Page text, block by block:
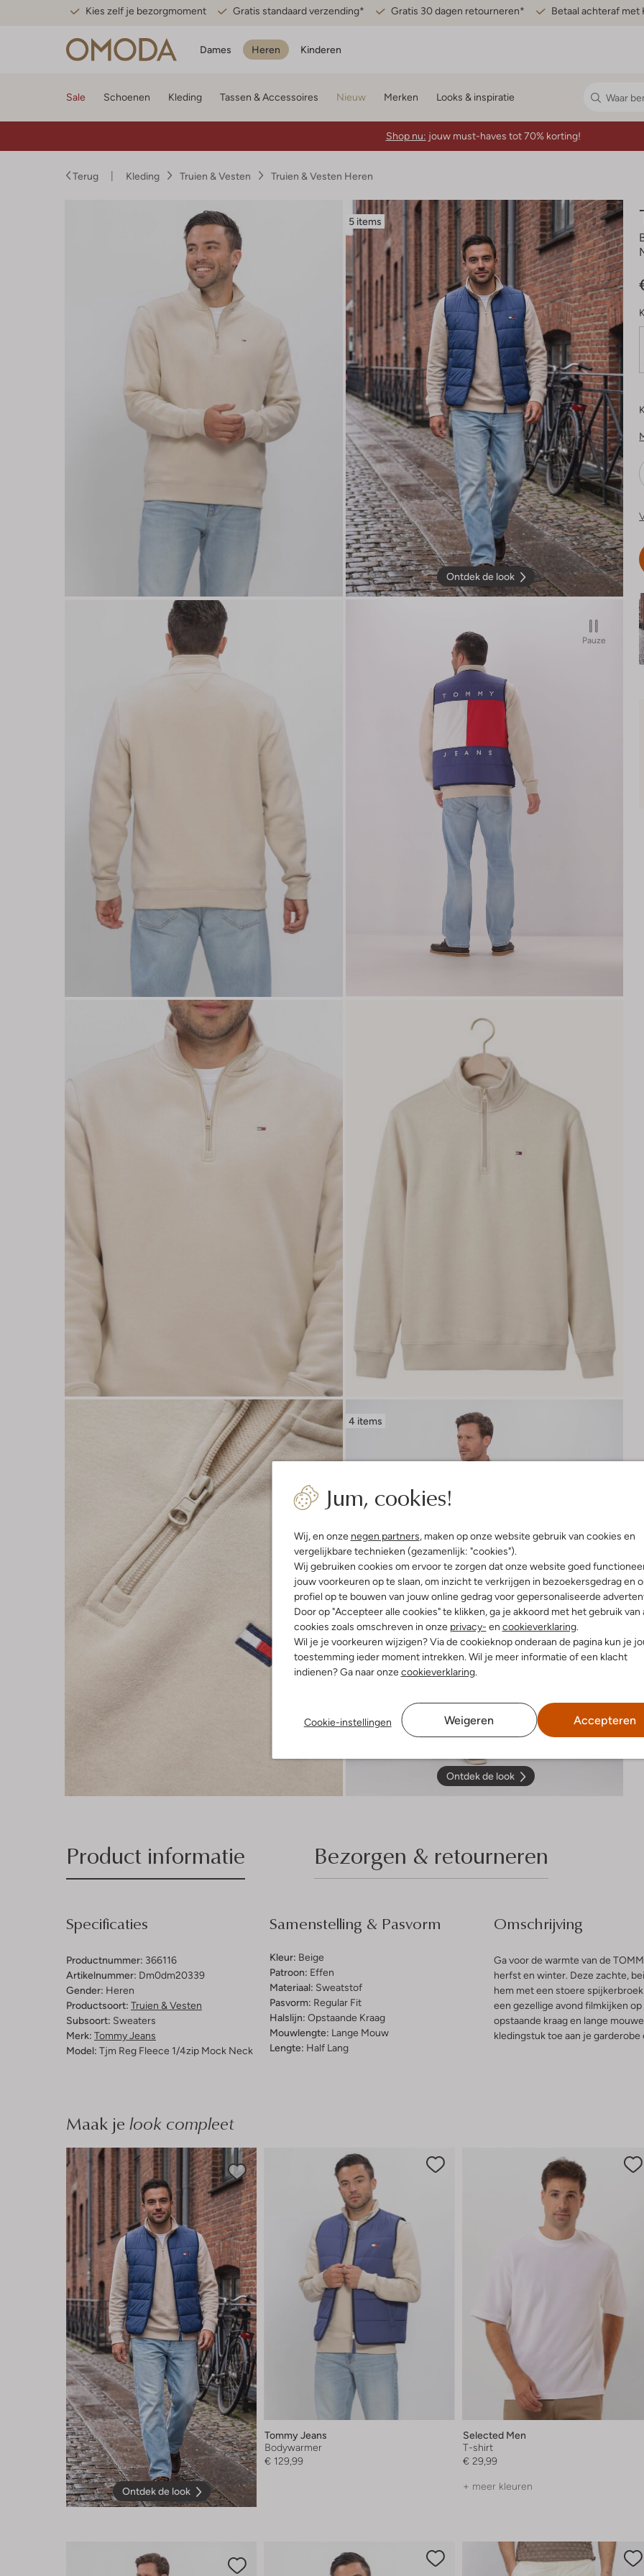
Kies zelf je bezorgmoment Gratis standaard verzending* Gratis 30 dagen retourneren* Betaal achteraf met
Dames Heren Kinderen
Jum, cookies!
Wij, en onze negen partners, maken op onze website gebruik van cookies en
vergelijkbare technieken (gezamenlijk: "cookies").
Wij gebruiken cookies om ervoor te zorgen dat onze website goed
jouw voorkeuren op te slaan, om inzicht te verkrijgen in bezoekersgedrag en
profiel op te bouwen van jouw online gedrag voor gepersonaliseerde
Door op "Accepteer alle cookies" te klikken, ga je akkoord met het gebruik van
cookies zoals omschreven in onze privacy- en cookieverklaring.
Wil je je voorkeuren wijzigen? Via de cookieknop onderaan de pagina kun je
toestemming ieder moment intrekken. Wil je meer informatie of een klacht
indienen? Ga naar onzecookieverklaring.
Cookie-instellingen Weigeren Accepteren
Sale Schoenen Kleding Tassen & Accessoires Nieuw Merken Looks & inspiratie
Shop nu: jouw must-haves tot 70% korting!
Terug Kleding Truien & Vesten Truien & Vesten Heren
5 items
Ontdek de look
Pauze
4 items
Ontdek de look
Product informatie Bezorgen & retourneren
Specificaties
Productnummer: 366116
Artikelnummer: Dm0dm20339
Gender: Heren
Productsoort: Truien & Vesten
Subsoort: Sweaters
Merk: Tommy Jeans
Model: Tjm Reg Fleece 1/4zip Mock Neck
Samenstelling & Pasvorm
Kleur: Beige
Patroon: Effen
Materiaal: Sweatstof
Pasvorm: Regular Fit
Halslijn: Opstaande Kraag
Mouwlengte: Lange Mouw
Lengte: Half Lang
Omschrijving
Ga voor de warmte van de
herfst en winter. Deze zachte,
hem met een stoere
een gezellige avond filmkijken
opstaande kraag en lange
kledingstuk toe aan je garderobe
Maak je look compleet
Ontdek de look
Tommy Jeans
Bodywarmer
€ 129,99
Selected Men
T-shirt
€ 29,99
+ meer kleuren